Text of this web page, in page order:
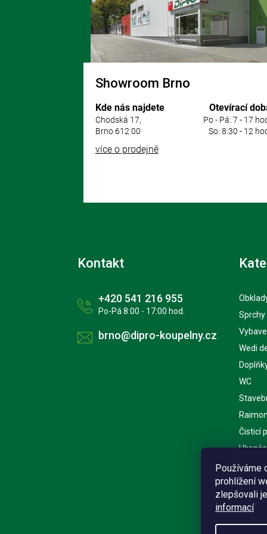
Používáme
prohlížení
zlepšovali
informací
Showroom Brno
Kde nás najdete
Chodská 17,
Brno 612 00
Otevírací
Po - Pá: 7 - 17
So: 8:30 - 12
více o prodejně
Kontakt
+420 541 216 955
Po-Pá 8:00 - 17:00 hod.
brno@dipro-koupelny.cz
Sprchy
Wedi
WC
Čisticí
Nářadí